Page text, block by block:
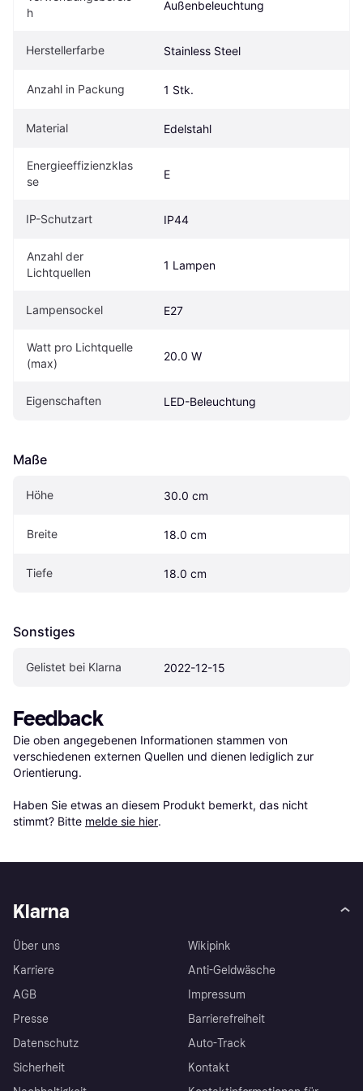
h
Außenbeleuchtung
Herstellerfarbe Stainless Steel
Anzahl in Packung 1 Stk.
Material Edelstahl
Energieeffizienzklas
se
E
IP-Schutzart IP44
Anzahl der
Lichtquellen
1 Lampen
Lampensockel E27
Watt pro Lichtquelle
(max)
20.0 W
Eigenschaften LED-Beleuchtung
Maße
Höhe 30.0 cm
Breite 18.0 cm
Tiefe 18.0 cm
Sonstiges
Gelistet bei Klarna 2022-12-15
Feedback
Die oben angegebenen Informationen stammen von
verschiedenen externen Quellen und dienen lediglich zur
Orientierung.
Haben Sie etwas an diesem Produkt bemerkt, das nicht
stimmt? Bitte melde sie hier.
Klarna
Über uns
Karriere
AGB
Presse
Datenschutz
Sicherheit
Wikipink
Anti-Geldwäsche
Impressum
Barrierefreiheit
Auto-Track
Kontakt